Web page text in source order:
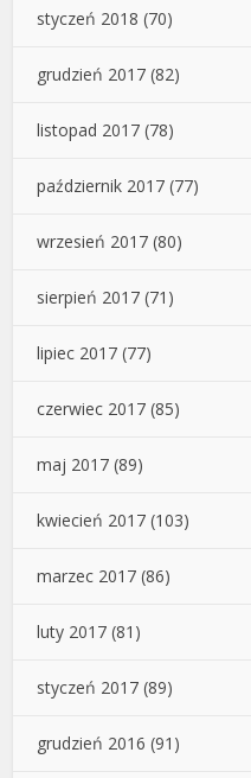
styczeń 2018 (70)
grudzień 2017 (82)
listopad 2017 (78)
październik 2017 (77)
wrzesień 2017 (80)
sierpień 2017 (71)
lipiec 2017 (77)
czerwiec 2017 (85)
maj 2017 (89)
kwiecień 2017 (103)
marzec 2017 (86)
luty 2017 (81)
styczeń 2017 (89)
grudzień 2016 (91)